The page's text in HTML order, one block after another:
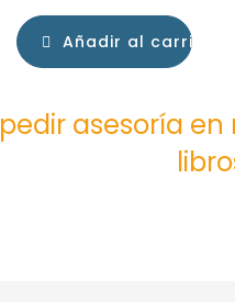
Añadir al carrito
asesoría